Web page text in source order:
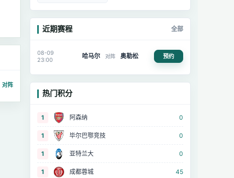
对阵
近期赛程 全部
08-09
23:00
哈马尔 对阵 奥勒松 预约
热门积分
1 阿森纳 0
1 毕尔巴鄂竞技 0
1 亚特兰大 0
1 成都蓉城 45